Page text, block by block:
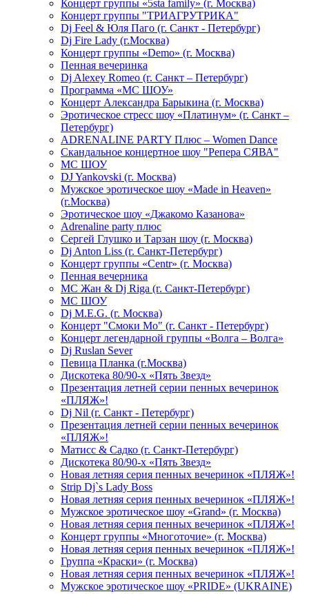
Концерт группы «5sta family» (г. Москва)
Концерт группы "ТРИАГРУТРИКА"
Dj Feel & Юля Паго (г. Санкт - Петербург)
Dj Fire Lady (г.Москва)
Концерт группы «Demo» (г. Москва)
Пенная вечеринка
Dj Alexey Romeo (г. Санкт – Петербург)
Программа «МС ШОУ»
Концерт Александра Барыкина (г. Москва)
Эротическое стресс шоу «Платинум» (г. Санкт –
Петербург)
ADRENALINE PARTY Плюс – Women Dance
Скандальное концертное шоу "Репера СЯВА"
МС ШОУ
DJ Yankovski (г. Москва)
Мужское эротическое шоу «Made in Heaven»
(г.Москва)
Эротическое шоу «Джакомо Казанова»
Adrenaline party плюс
Сергей Глушко и Тарзан шоу (г. Москва)
Dj Anton Liss (г. Санкт-Петербург)
Концерт группы «Centr» (г. Москва)
Пенная вечерника
МС Жан & Dj Riga (г. Санкт-Петербург)
МС ШОУ
Dj M.E.G. (г. Москва)
Концерт "Смоки Мо" (г. Санкт - Петербург)
Концерт легендарной группы «Волга – Волга»
Dj Ruslan Sever
Певица Планка (г.Москва)
Дискотека 80/90-х «Пять Звезд»
Презентация летней серии пенных вечеринок
«ПЛЯЖ»!
Dj Nil (г. Санкт - Петербург)
Презентация летней серии пенных вечеринок
«ПЛЯЖ»!
Матисс & Садко (г. Санкт-Петербург)
Дискотека 80/90-х «Пять Звезд»
Новая летняя серия пенных вечеринок «ПЛЯЖ»!
Strip Dj`s Lady Boss
Новая летняя серия пенных вечеринок «ПЛЯЖ»!
Мужское эротическое шоу «Grand» (г. Москва)
Новая летняя серия пенных вечеринок «ПЛЯЖ»!
Концерт группы «Многоточие» (г. Москва)
Новая летняя серия пенных вечеринок «ПЛЯЖ»!
Группа «Краски» (г. Москва)
Новая летняя серия пенных вечеринок «ПЛЯЖ»!
Мужское эротическое шоу «PRIDE» (UKRAINE)